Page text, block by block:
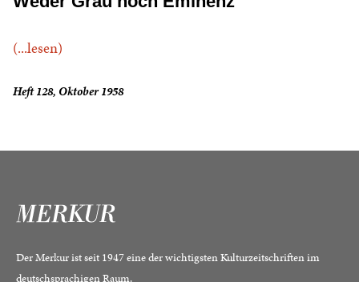
(...lesen)
Heft 128, Oktober 1958
Der Merkur ist seit 1947 eine der wichtigsten Kulturzeitschriften im
deutschsprachigen Raum.